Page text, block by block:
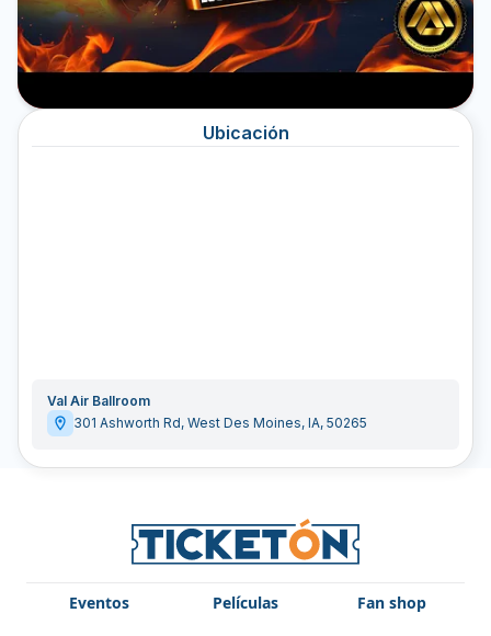
Ubicación
Val Air Ballroom
301 Ashworth Rd, West Des Moines, IA, 50265
Eventos Películas
Fan shop